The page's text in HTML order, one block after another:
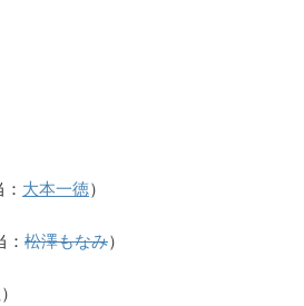
大本一徳）
松澤もなみ）